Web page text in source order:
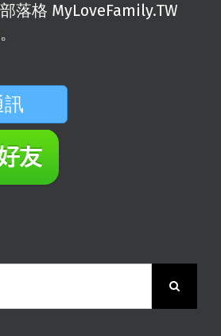
落格 MyLoveFamily.TW
通訊